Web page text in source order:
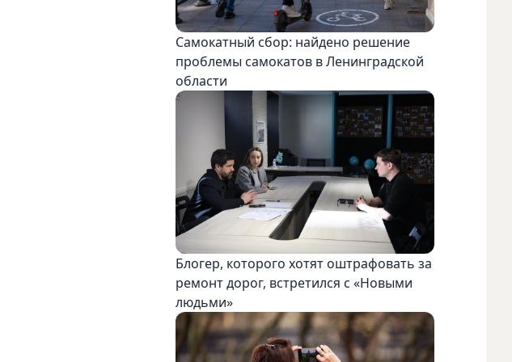
Самокатный сбор: найдено решение
проблемы самокатов в Ленинградской
области
Блогер, которого хотят оштрафовать за
ремонт дорог, встретился с «Новыми
людьми»